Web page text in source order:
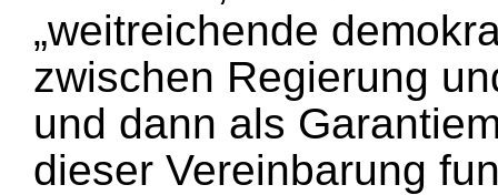
„weitreichende
zwischen Regierung
und dann als
dieser Vereinbarung